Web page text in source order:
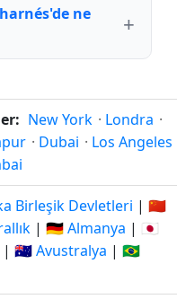
ne
New York · Londra ·
· Dubai · Los Angeles
Birleşik Devletleri | 🇨🇳
| 🇩🇪 Almanya | 🇯🇵
| 🇦🇺 Avustralya | 🇧🇷